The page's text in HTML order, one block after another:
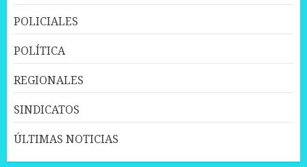
POLICIALES
POLÍTICA
REGIONALES
SINDICATOS
ÚLTIMAS NOTICIAS